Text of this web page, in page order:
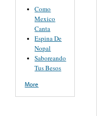
Como
Mexico
Canta
Espina De
Nopal
Saboreando
Tus Besos
More